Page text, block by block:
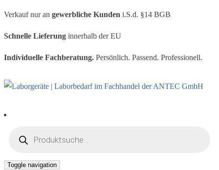
Verkauf nur an gewerbliche Kunden i.S.d. §14 BGB
Schnelle Lieferung innerhalb der EU
Individuelle Fachberatung. Persönlich. Passend. Professionell.
Toggle navigation